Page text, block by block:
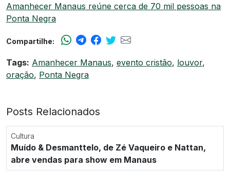
Amanhecer Manaus reúne cerca de 70 mil pessoas na
Ponta Negra
Compartilhe:
Tags: Amanhecer Manaus, evento cristão, louvor,
oração, Ponta Negra
Posts Relacionados
Cultura
Muído & Desmanttelo, de Zé Vaqueiro e Nattan,
abre vendas para show em Manaus